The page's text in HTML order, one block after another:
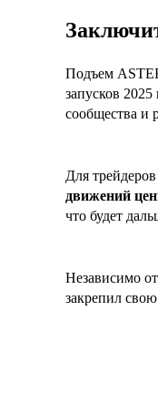
Подъем
запусков
сообщества и
Для
движений
что будет
Независимо
закрепил